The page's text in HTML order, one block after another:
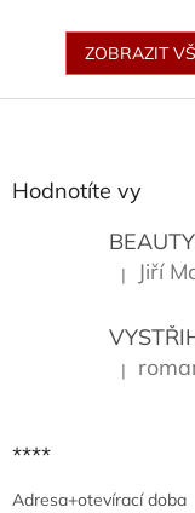
ZOBRAZIT
Hodnotíte vy
| Jiří
|
****
Adresa+otevírací doba